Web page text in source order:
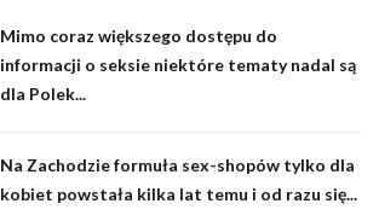
Mimo coraz większego dostępu do
informacji o seksie niektóre tematy nadal są
dla Polek...
Na Zachodzie formuła sex-shopów tylko dla
kobiet powstała kilka lat temu i od razu się...